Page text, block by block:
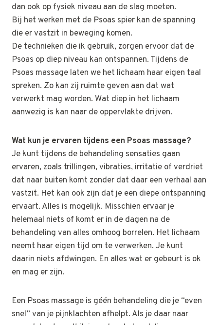
dan ook op fysiek niveau aan de slag moeten.
Bij het werken met de Psoas spier kan de spanning
die er vastzit in beweging komen.
De technieken die ik gebruik, zorgen ervoor dat de
Psoas op diep niveau kan ontspannen. Tijdens de
Psoas massage laten we het lichaam haar eigen taal
spreken. Zo kan zij ruimte geven aan dat wat
verwerkt mag worden. Wat diep in het lichaam
aanwezig is kan naar de oppervlakte drijven.
Wat kun je ervaren tijdens een Psoas massage?
Je kunt tijdens de behandeling sensaties gaan
ervaren, zoals trillingen, vibraties, irritatie of verdriet
dat naar buiten komt zonder dat daar een verhaal aan
vastzit. Het kan ook zijn dat je een diepe ontspanning
ervaart. Alles is mogelijk. Misschien ervaar je
helemaal niets of komt er in de dagen na de
behandeling van alles omhoog borrelen. Het lichaam
neemt haar eigen tijd om te verwerken. Je kunt
daarin niets afdwingen. En alles wat er gebeurt is ok
en mag er zijn.
Een Psoas massage is géén behandeling die je “even
snel” van je pijnklachten afhelpt. Als je daar naar